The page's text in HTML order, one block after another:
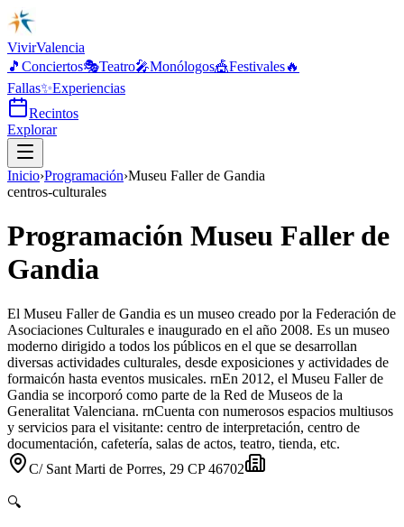
VivirValencia
🎵 Conciertos🎭Teatro🎤Monólogos🎪Festivales🔥
Fallas✨Experiencias
Recintos
Explorar
Inicio›Programación›Museu Faller de Gandia
centros-culturales
Programación Museu Faller de
Gandia
El Museu Faller de Gandia es un museo creado por la Federación de
Asociaciones Culturales e inaugurado en el año 2008. Es un museo
moderno dirigido a todos los públicos en el que se desarrollan
diversas actividades culturales, desde exposiciones y actividades de
formaicón hasta eventos musicales. rnEn 2012, el Museu Faller de
Gandia se incorporó como parte de la Red de Museos de la
Generalitat Valenciana. rnCuenta con numerosos espacios multiusos
y servicios para el visitante: centro de interpretación, centro de
documentación, cafetería, salas de actos, teatro, tienda, etc.
C/ Sant Marti de Porres, 29 CP 46702
🔍